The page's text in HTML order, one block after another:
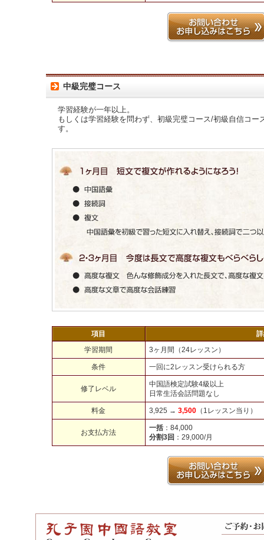
中級完璧コース
学習経験が一年以上。
もしくは学習経験を問わず、初級完璧コース/初級自信コー
す。
項目
学習期間
3ヶ月間（24レッスン）
条件 一回に2レッスン受けられる方
修了レベル
中国語検定試験4級以上
日常生活会話問題なし
料金 3,925 → 3,500（1レッスン当り）
お支払方法
一括：84,000
分割3回 ：29,000/月